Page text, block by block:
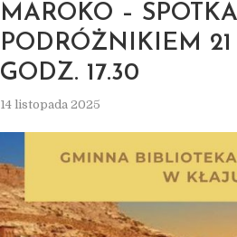
MAROKO –
PODRÓŻNIKIEM
GODZ. 17.30
14 listopada 2025